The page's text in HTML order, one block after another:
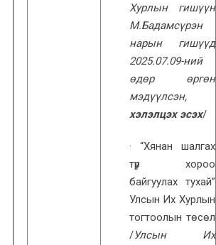
Хурлын гишүүн
М.Бадамсүрэн
нарын гишүүд
2025.07.09-ний
өдөр өргөн
мэдүүлсэн,
хэлэлцэх эсэх/
· “Хянан шалгах
түр хороо
байгуулах тухай”
Улсын Их Хурлын
тогтоолын төсөл
/Улсын Их